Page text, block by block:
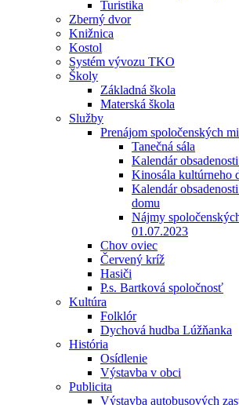
Turistika
Zberný dvor
Knižnica
Kostol
Systém vývozu TKO
Školy
Základná škola
Materská škola
Služby
Prenájom spoločenských
Tanečná sála
Kalendár
Kinosála kultúrneho
Kalendár
domu
Nájmy
01.07.2023
Chov oviec
Červený kríž
Hasiči
P.s. Bartková spoločnosť
Kultúra
Folklór
Dychová hudba Lúžňanka
História
Osídlenie
Výstavba v obci
Publicita
Výstavba autobusových